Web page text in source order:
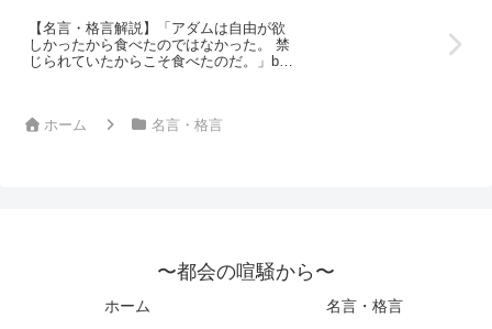
【名言・格言解説】「アダムは自由が欲
しかったから食べたのではなかった。 禁
じられていたからこそ食べたのだ。」by
ホーム
名言・格言
〜都会の喧騒から〜
ホーム 名言・格言